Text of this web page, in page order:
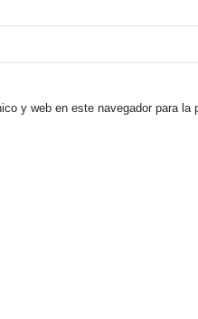
y web en este navegador para la